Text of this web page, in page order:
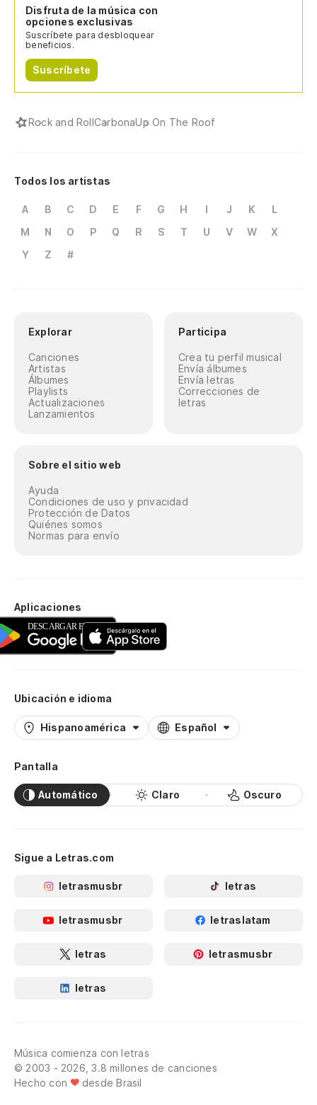
Disfruta de la música con
opciones exclusivas
Suscríbete para desbloquear
beneficios.
Suscríbete
Rock and RollCarbonaUp On The Roof
Todos los artistas
A B C D E F G H I J K
L
M
N O P Q R S T U V W
X
Y
Z #
Explorar
Canciones
Artistas
Álbumes
Playlists
Actualizaciones
Lanzamientos
Participa
Crea tu perfil musical
Envía álbumes
Envía letras
Correcciones de
letras
Sobre el sitio web
Ayuda
Condiciones de uso y privacidad
Protección de Datos
Quiénes somos
Normas para envío
Aplicaciones
Ubicación e idioma
Hispanoamérica Español
Pantalla
Automático Claro Oscuro
Sigue a Letras.com
letrasmusbr letras
letrasmusbr letraslatam
letras letrasmusbr
letras
Música comienza con letras
© 2003 - 2026, 3.8 millones de canciones
Hecho con
desde Brasil